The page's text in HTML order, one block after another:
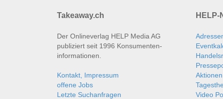
Takeaway.ch
Der Onlineverlag HELP Media AG
publiziert seit 1996 Konsumenten­
informationen.
Kontakt, Impressum
offene Jobs
Letzte Suchanfragen
HELP-
Video